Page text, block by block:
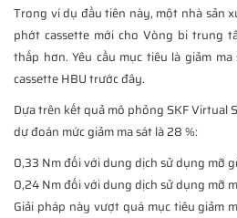
Trong ví dụ đầu tiên này, một nhà sản
phớt cassette mới cho Vòng bi trung
thấp hơn. Yêu cầu mục tiêu là giảm
cassette HBU trước đây.
Dựa trên kết quả mô phỏng SKF Virtual
dự đoán mức giảm ma sát là 28 %:
0,33 Nm đối với dung dịch sử dụng mỡ
0,24 Nm đối với dung dịch sử dụng mỡ
Giải pháp này vượt quá mục tiêu giảm